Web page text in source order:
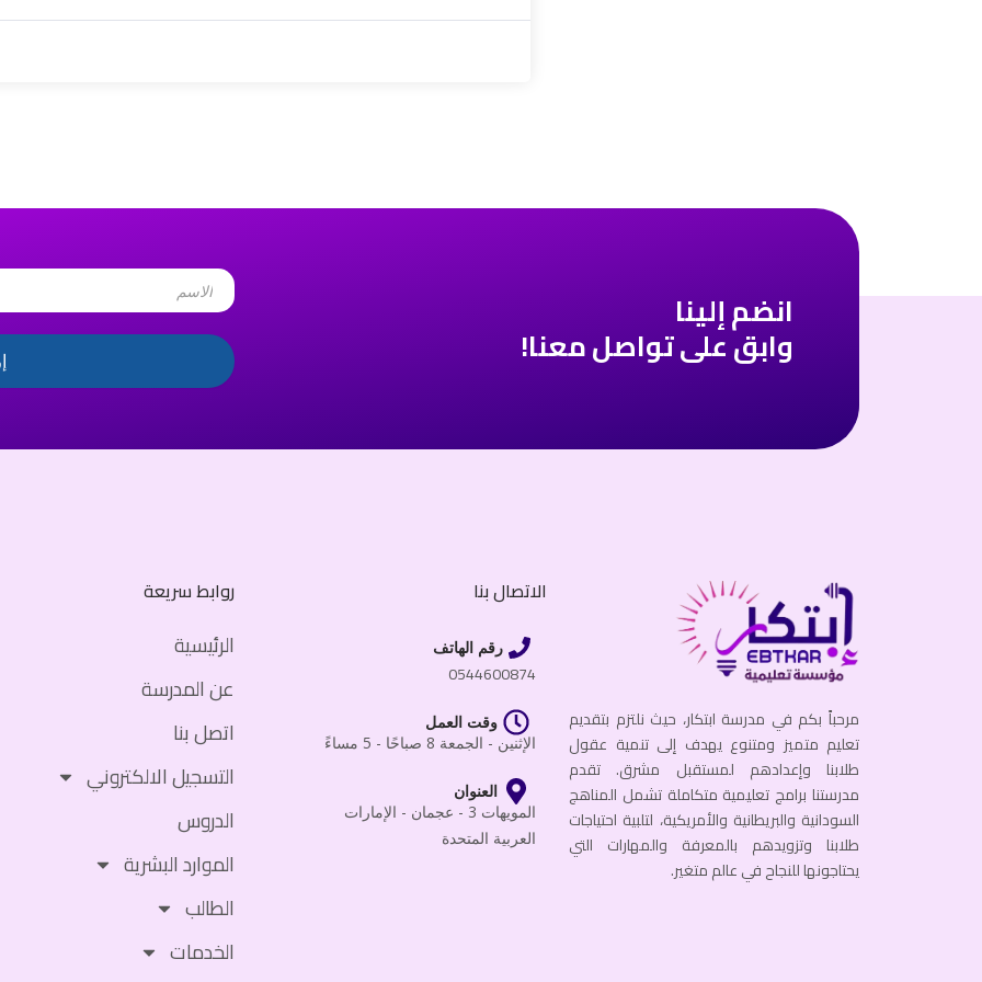
انضم إلينا
وابق على تواصل معنا!
Name
مرحباً بكم في مدرسة ابتكار، حيث نلتزم بتقديم
تعليم متميز ومتنوع يهدف إلى تنمية عقول
طلابنا وإعدادهم لمستقبل مشرق. تقدم
مدرستنا برامج تعليمية متكاملة تشمل المناهج
السودانية والبريطانية والأمريكية، لتلبية احتياجات
طلابنا وتزويدهم بالمعرفة والمهارات التي
يحتاجونها للنجاح في عالم متغير.
الاتصال بنا
رقم الهاتف
0544600874
وقت العمل
الإثنين - الجمعة 8 صباحًا - 5 مساءً
العنوان
المويهات 3 - عجمان - الإمارات
العربية المتحدة
روابط سريعة
الرئيسية
عن المدرسة
اتصل بنا
التسجيل الالكتروني
الدروس
الموارد البشرية
الطالب
الخدمات